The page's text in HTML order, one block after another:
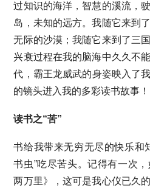
过知识的海洋，智慧的溪流，
岛，未知的远方。我随它来到
无际的沙漠；我随它来到了三
兴衰过程在我的脑海中久久不
代，霸王龙威武的身姿映入了
的镜头进入我的多彩读书故事！
读书之“苦”
书给我带来无穷无尽的快乐和
书虫”吃尽苦头。记得有一次
两万里》，这可是我心仪已久